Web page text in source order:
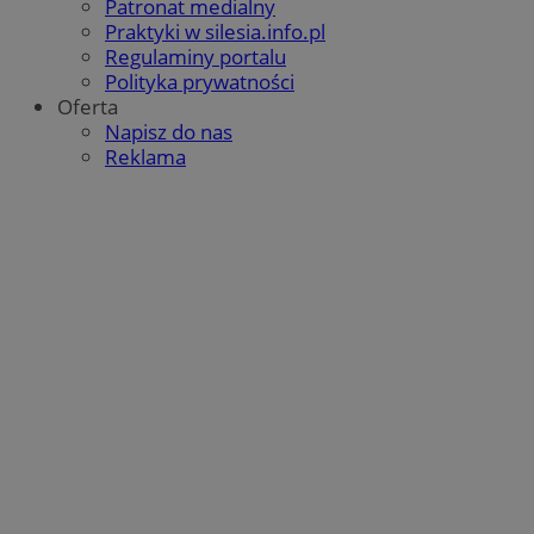
Patronat medialny
Praktyki w silesia.info.pl
Regulaminy portalu
Polityka prywatności
Oferta
Napisz do nas
Reklama